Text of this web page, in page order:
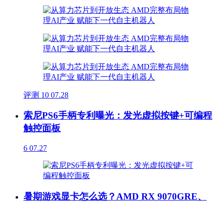
评测 10 07.28
索尼PS6手柄专利曝光：发光虚拟按键+可编程
触控面板
6 07.27
暑期游戏显卡怎么选？AMD RX 9070GRE、